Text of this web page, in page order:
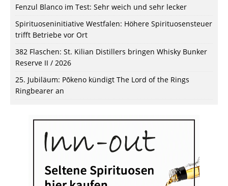
Fenzul Blanco im Test: Sehr weich und sehr lecker
Spirituoseninitiative Westfalen: Höhere Spirituosensteuer
trifft Betriebe vor Ort
382 Flaschen: St. Kilian Distillers bringen Whisky Bunker
Reserve II / 2026
25. Jubiläum: Pōkeno kündigt The Lord of the Rings
Ringbearer an